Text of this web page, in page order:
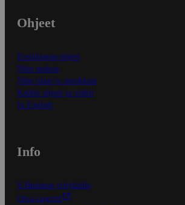
Ohjeet
Ensitilaajan ohjeet
Näin maksat
Näin tilaat ja muokkaat
Kaikki ohjeet ja vinkit
In English
Info
S-Business yrityksille
Oiva-raportit